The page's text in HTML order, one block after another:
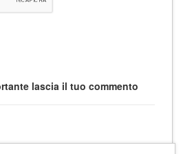
lascia il tuo commento